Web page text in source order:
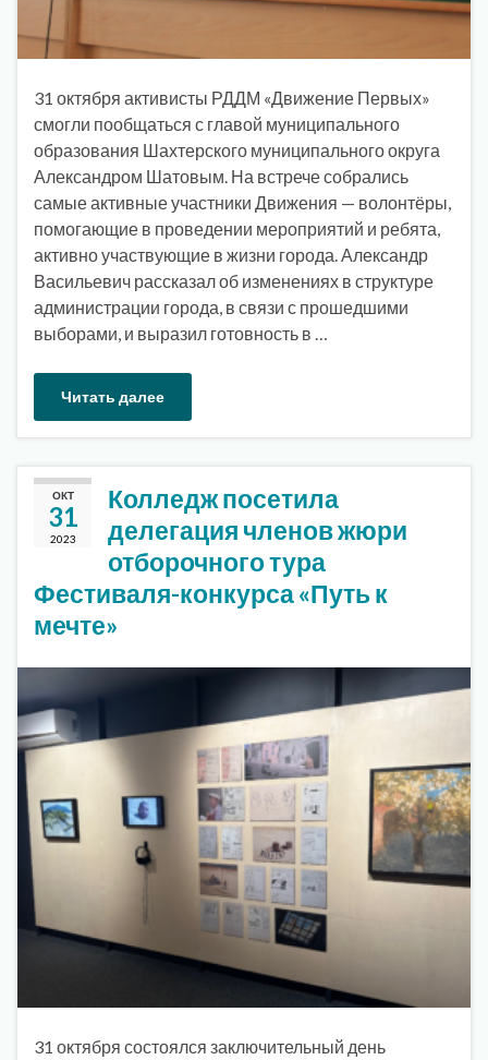
31 октября активисты РДДМ «Движение Первых»
смогли пообщаться с главой муниципального
образования Шахтерского муниципального округа
Александром Шатовым. На встрече собрались
самые активные участники Движения — волонтёры,
помогающие в проведении мероприятий и ребята,
активно участвующие в жизни города. Александр
Васильевич рассказал об изменениях в структуре
администрации города, в связи с прошедшими
выборами, и выразил готовность в …
Читать далее
ОКТ
31
2023
Колледж посетила
делегация членов жюри
отборочного тура
Фестиваля-конкурса «Путь к
мечте»
31 октября состоялся заключительный день